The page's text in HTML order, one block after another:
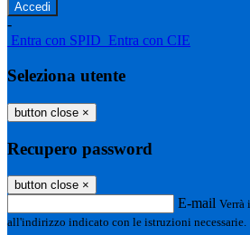
-
Entra con SPID Entra con CIE
Seleziona utente
button close ×
Recupero password
button close ×
E-mail Verrà
all'indirizzo indicato con le istruzioni necessarie.